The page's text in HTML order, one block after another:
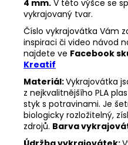
4 mm. V této výšce se
vykrajovaný tvar.
Číslo vykrajovátka Vám
inspiraci či video návod
najdete ve Facebook
Kreatif
Materiál:Vykrajovátka
z nejkvalitnějšího PLA
styk s potravinami. Je
biologicky rozložitelný,
zdrojů. Barva